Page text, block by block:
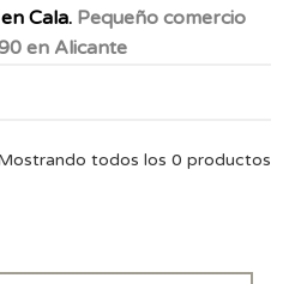
Cala. Pequeño comercio
en Alicante
todos los 0 productos